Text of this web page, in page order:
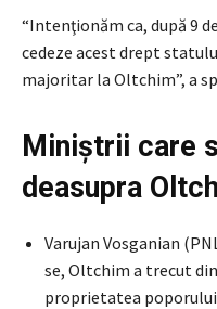
“Intenţionăm ca, după 9
cedeze acest drept
majoritar la Oltchim”, a
Miniştrii care
deasupra
Varujan Vosganian
se, Oltchim a trecut
proprietatea